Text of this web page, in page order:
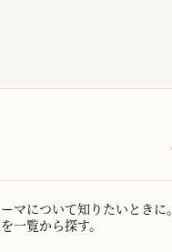
マについて知りたいときに。
一覧から探す。